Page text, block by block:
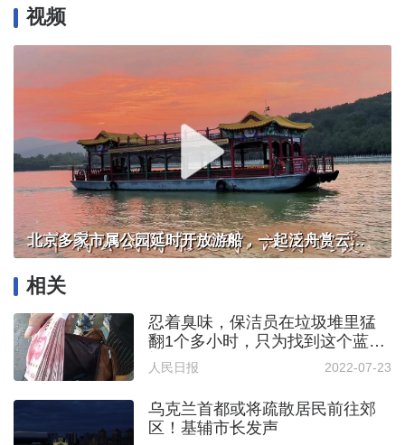
视频
北京多家市属公园延时开放游船，一起泛舟赏云霞！
相关
忍着臭味，保洁员在垃圾堆里猛
翻1个多小时，只为找到这个蓝色
塑料袋
人民日报 2022-07-23
乌克兰首都或将疏散居民前往郊
区！基辅市长发声